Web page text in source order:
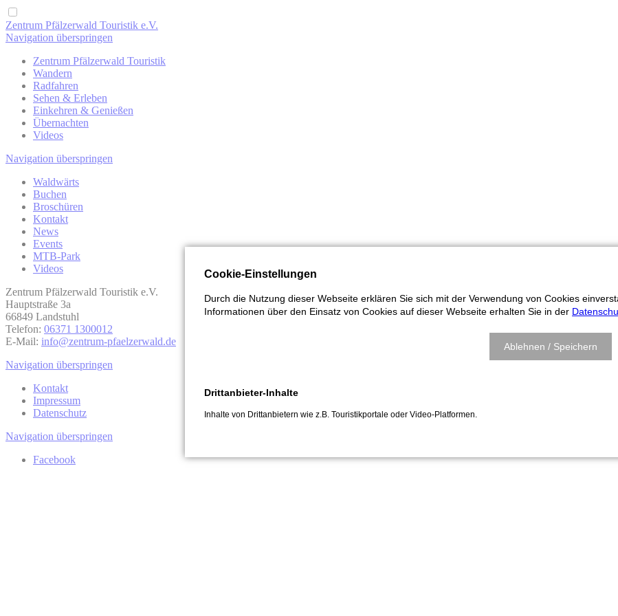
Zentrum Pfälzerwald Touristik e.V.
Navigation überspringen
Zentrum Pfälzerwald Touristik
Wandern
Radfahren
Sehen & Erleben
Einkehren & Genießen
Übernachten
Videos
Navigation überspringen
Waldwärts
Buchen
Broschüren
Kontakt
News
Events
MTB-Park
Videos
Cookie-Einstellungen
Durch die Nutzung dieser Webseite erklären Sie sich mit der Verwendung von Cookies
Informationen über den Einsatz von Cookies auf dieser Webseite erhalten Sie in der
Ablehnen / Speichern
Drittanbieter-Inhalte
Inhalte von Drittanbietern wie z.B. Touristikportale oder Video-Platformen.
Zentrum Pfälzerwald Touristik e.V.
Hauptstraße 3a
66849 Landstuhl
Telefon: 06371 1300012
E-Mail: info@zentrum-pfaelzerwald.de
Navigation überspringen
Kontakt
Impressum
Datenschutz
Navigation überspringen
Facebook